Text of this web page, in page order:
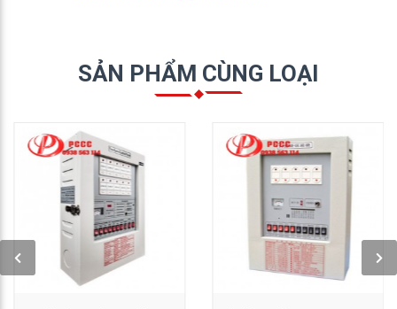
SẢN PHẨM CÙNG LOẠI
GỌI NGAY: 0938 563
GỌI NGAY: 0938 563
114